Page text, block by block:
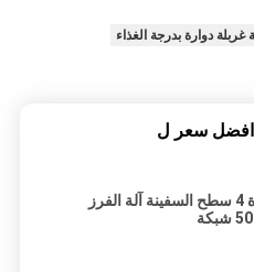
غربلة دوارة بدرجة الغذاء
سعر ل
25tph قدرة 4 سطح السفينة آلة الفرز